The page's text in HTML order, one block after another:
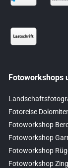
Fotoworkshops
Fotoreise
Fotoworkshop
Fotoworkshop
Fotoworkshop
Fotoworkshop